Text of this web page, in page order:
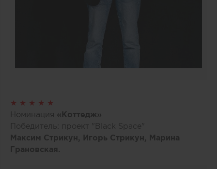
★ ★ ★ ★ ★
Номинация «Коттедж»
Победитель: проект "Black Space"
Максим Стрикун, Игорь Стрикун, Марина
Грановская.